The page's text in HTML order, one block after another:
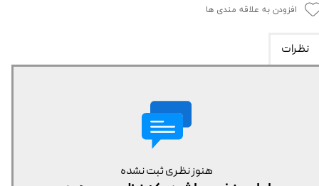
افزودن به علاقه مندی ها
نظرات
هنوز نظری ثبت نشده